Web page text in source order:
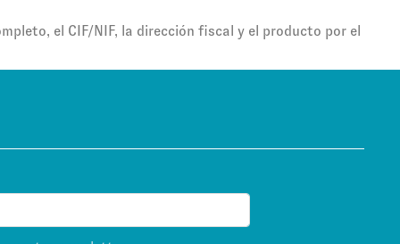
el CIF/NIF, la dirección fiscal y el producto por el